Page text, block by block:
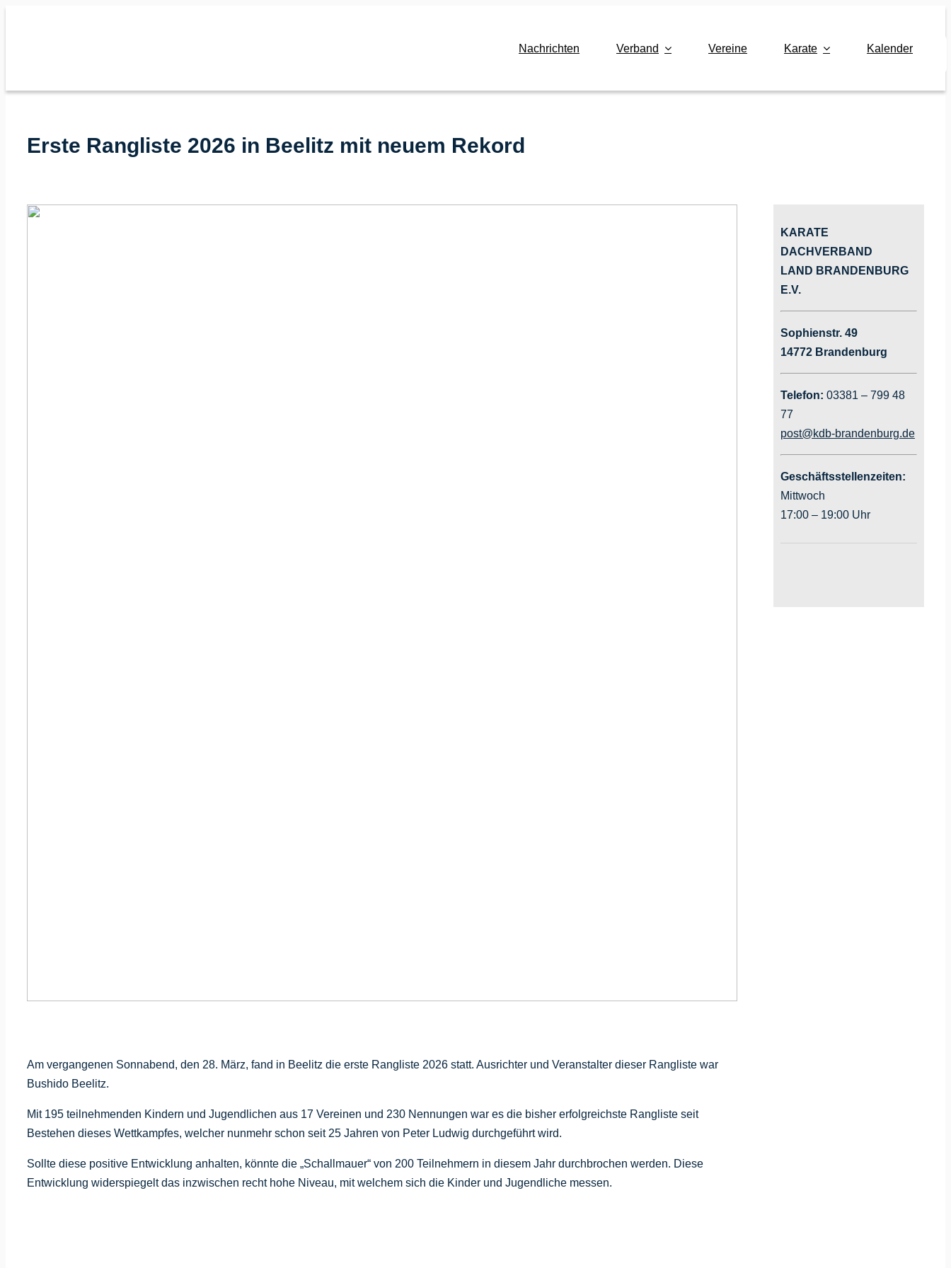
Nachrichten Verband Vereine Karate Kalender
Erste Rangliste 2026 in Beelitz mit neuem Rekord
Am vergangenen Sonnabend, den 28. März, fand in Beelitz die erste Rangliste 2026 statt. Ausrichter und Veranstalter dieser Rangliste war
Bushido Beelitz.
Mit 195 teilnehmenden Kindern und Jugendlichen aus 17 Vereinen und 230 Nennungen war es die bisher erfolgreichste Rangliste seit
Bestehen dieses Wettkampfes, welcher nunmehr schon seit 25 Jahren von Peter Ludwig durchgeführt wird.
Sollte diese positive Entwicklung anhalten, könnte die „Schallmauer“ von 200 Teilnehmern in diesem Jahr durchbrochen werden. Diese
Entwicklung widerspiegelt das inzwischen recht hohe Niveau, mit welchem sich die Kinder und Jugendliche messen.
KARATE
DACHVERBAND
LAND BRANDENBURG
E.V.
Sophienstr. 49
14772 Brandenburg
Telefon: 03381 – 799 48
77
post@kdb-brandenburg.de
Geschäftsstellenzeiten:
Mittwoch
17:00 – 19:00 Uhr